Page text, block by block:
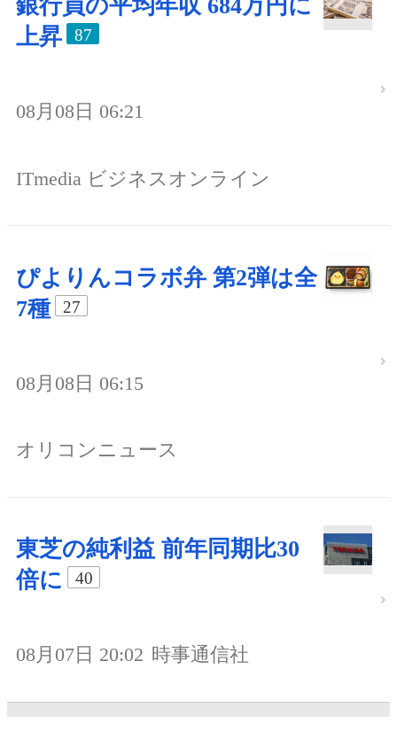
銀行員の平均年収 684万円に
上昇
87
08月08日 06:21
ITmedia ビジネスオンライン
ぴよりんコラボ弁 第2弾は全
7種
27
08月08日 06:15
オリコンニュース
東芝の純利益 前年同期比30
倍に
40
08月07日 20:02 時事通信社